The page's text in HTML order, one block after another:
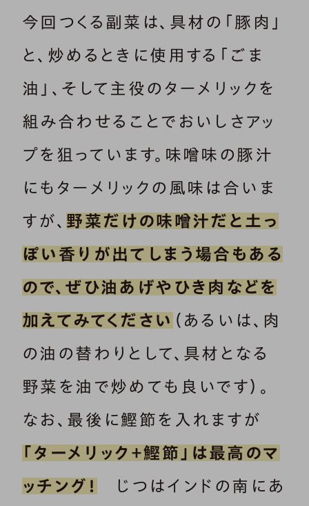
今回つくる副菜は、具材の「豚肉」
と、炒めるときに使用する「ごま
油」、そして主役のターメリックを
組み合わせることでおいしさアッ
プを狙っています。味噌味の豚汁
にもターメリックの風味は合いま
すが、 野菜だけの味噌汁だと土っ
ぽい香りが出てしまう場合もある
ので、ぜひ油あげやひき肉などを
加えてみてください （あるいは、肉
の油の替わりとして、具材となる
野菜を油で炒めても良いです）。
なお、最後に鰹節を入れますが
「ターメリック＋鰹節」は最高のマ
ッチング！
じつはインドの南にあ